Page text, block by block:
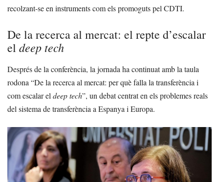
recolzant-se en instruments com els promoguts pel CDTI.
De la recerca al mercat: el repte d’escalar
el deep tech
Després de la conferència, la jornada ha continuat amb la taula
rodona “De la recerca al mercat: per què falla la transferència i
com escalar eldeep tech”, un debat centrat en els problemes reals
del sistema de transferència a Espanya i Europa.